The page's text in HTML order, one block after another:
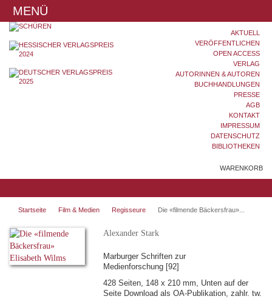
MENÜ
AKTUELL
VERÖFFENTLICHEN
OPEN ACCESS
VERLAG
AUTORINNEN & AUTOREN
BUCHHANDLUNGEN
PRESSE
AGB
KONTAKT
IMPRESSUM
DATENSCHUTZ
BIBLIOTHEKEN
WARENKORB
Startseite Film & Medien Regisseure Die «filmende Bäckersfrau»...
Alexander Stark
Marburger Schriften zur
Medienforschung [92]
428 Seiten, 148 x 210 mm, Unten auf der
Seite Download als OA-Publikation, zahlr. tw.